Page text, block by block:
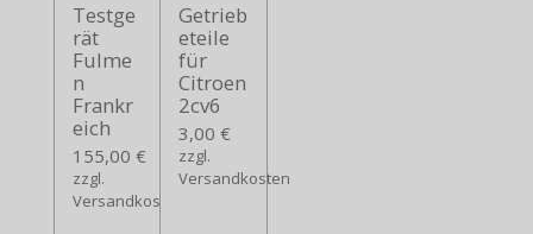
Testge
rät
Fulme
n
Frankr
eich
155,00 €
zzgl.
Versandkosten
Getrieb
eteile
für
Citroen
2cv6
3,00 €
zzgl.
Versandkosten